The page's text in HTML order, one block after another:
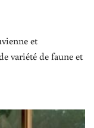
et
variété de faune et